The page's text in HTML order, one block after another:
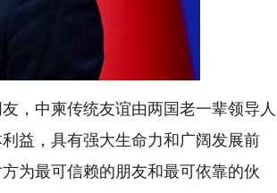
，中柬传统友谊由两国老一辈领导人
益，具有强大生命力和广阔发展前
为最可信赖的朋友和最可依靠的伙